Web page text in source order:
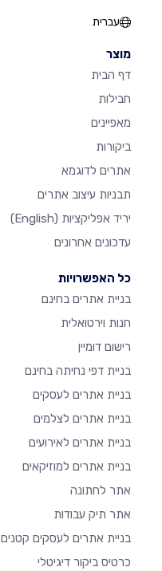
עברית
מוצר
דף הבית
חבילות
מאפיינים
ביקורות
אתרים לדוגמא
תבניות עיצוב אתרים
יריד אפליקציות (English)
עדכונים אחרונים
כל האפשרויות
בניית אתרים בחינם
חנות וירטואלית
רישום דומיין
בניית דפי נחיתה בחינם
בניית אתרים לעסקים
בניית אתרים לצלמים
בניית אתרים לאירועים
בניית אתרים למוזיקאים
אתר לחתונה
אתר תיק עבודות
בניית אתרים לעסקים קטנים
כרטיס ביקור דיגיטלי